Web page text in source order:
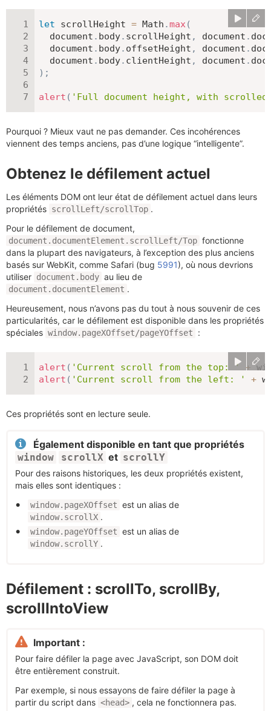
let scrollHeight = Math .max(
  document
. body. scrollHeight , document .
  document
. body. offsetHeight , document .
  document
. body. clientHeight , document .
) ;
alert ( 'Full document height, with
Pourquoi ? Mieux vaut ne pas demander. Ces incohérences
viennent des temps anciens, pas d’une logique “intelligente”.
Obtenez le défilement actuel
Les éléments DOM ont leur état de défilement actuel dans leurs
propriétés scrollLeft/scrollTop .
Pour le défilement de document,
document.documentElement.scrollLeft/Top fonctionne
dans la plupart des navigateurs, à l’exception des plus anciens
basés sur WebKit, comme Safari (bug 5991), où nous devrions
utiliser document.body au lieu de
document.documentElement .
Heureusement, nous n’avons pas du tout à nous souvenir de ces
particularités, car le défilement est disponible dans les propriétés
spéciales window.pageXOffset/pageYOffset :
alert ( 'Current scroll from the top: ' +
alert ( 'Current scroll from the left: ' +
Ces propriétés sont en lecture seule.
Également disponible en tant que propriétés
window scrollX et scrollY
Pour des raisons historiques, les deux propriétés existent,
mais elles sont identiques :
window.pageXOffset est un alias de
window.scrollX .
window.pageYOffset est un alias de
window.scrollY .
Défilement : scrollTo, scrollBy,
scrollIntoView
Important :
Pour faire défiler la page avec JavaScript, son DOM doit
être entièrement construit.
Par exemple, si nous essayons de faire défiler la page à
partir du script dans <head> , cela ne fonctionnera pas.